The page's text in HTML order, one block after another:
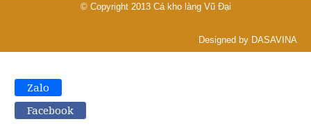
© Copyright 2013 Cá kho làng Vũ Đại
Designed by DASAVINA
Zalo
Facebook